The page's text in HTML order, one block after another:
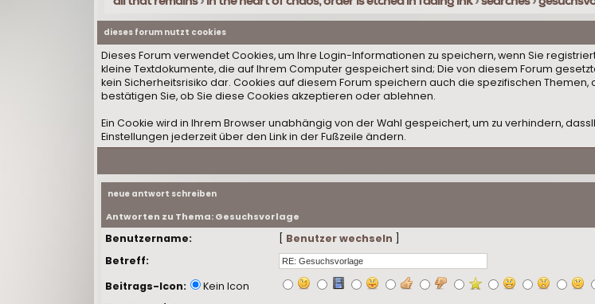
dieses forum nutzt cookies
Dieses Forum verwendet Cookies, um Ihre Login-Informationen zu speichern, wenn Sie
kleine Textdokumente, die auf Ihrem Computer gespeichert sind; Die von diesem Forum
kein Sicherheitsrisiko dar. Cookies auf diesem Forum speichern auch die spezifischen
bestätigen Sie, ob Sie diese Cookies akzeptieren oder ablehnen.
Ein Cookie wird in Ihrem Browser unabhängig von der Wahl gespeichert, um zu verhindern,
Einstellungen jederzeit über den Link in der Fußzeile ändern.
neue antwort schreiben
Antworten zu Thema: Gesuchsvorlage
Benutzername: Benutzer wechseln
Betreff:
Beitrags-Icon:
Kein Icon